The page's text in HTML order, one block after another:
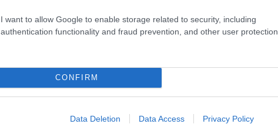
I want to allow Google to enable storage related to security, including
authentication functionality and fraud prevention, and other user protection.
CONFIRM
Data Deletion Data Access Privacy Policy